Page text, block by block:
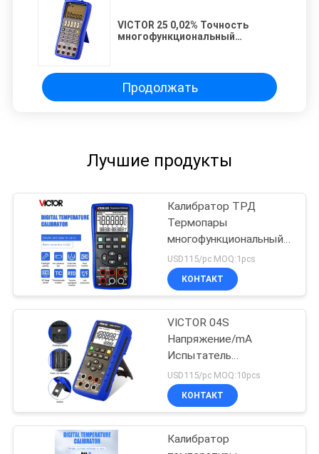
VICTOR 25 0,02% Точность
многофункциональный
Продолжать
Лучшие продукты
Калибратор ТРД
Термопары
многофункциональный
калибратор процесса
калибратор
температуры
калибратор ТРД
USD115/pc MOQ:1pcs
КОНТАКТ
VICTOR 04S
Напряжение/mA
Испытатель
калибратора источника
Калибратор
температуры
источника Калибратор
USD115/pc MOQ:10pcs
КОНТАКТ
Калибратор